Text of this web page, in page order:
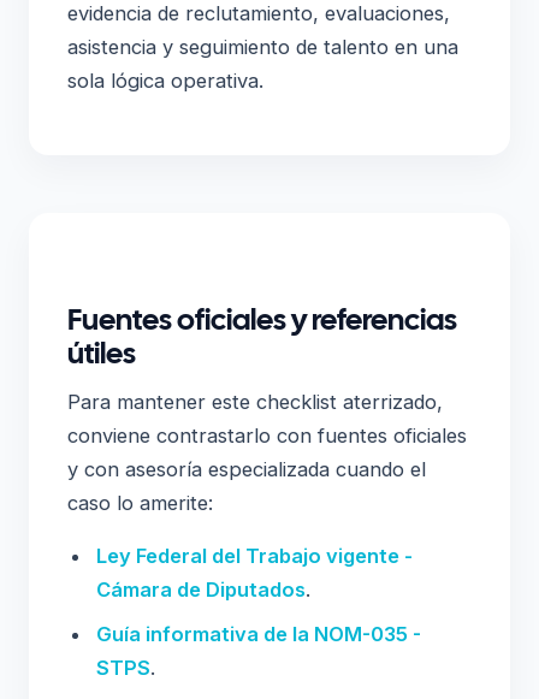
evidencia de reclutamiento, evaluaciones,
asistencia y seguimiento de talento en una
sola lógica operativa.
Fuentes oficiales y referencias
útiles
Para mantener este checklist aterrizado,
conviene contrastarlo con fuentes oficiales
y con asesoría especializada cuando el
caso lo amerite:
Ley Federal del Trabajo vigente -
Cámara de Diputados.
Guía informativa de la NOM-035 -
STPS.